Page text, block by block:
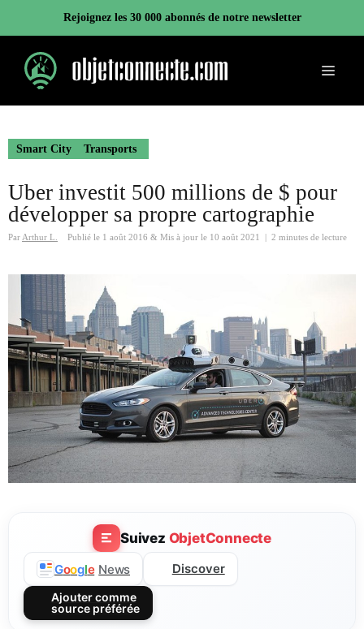
contenu
Rejoignez les 30 000 abonnés de notre newsletter
Menu
Smart City Transports
Uber investit 500 millions de $ pour
développer sa propre cartographie
Par Arthur L. Publié le 1 août 2016 & Mis à jour le 10 août 2021 2 minutes de lecture
Suivez ObjetConnecte
Google News Discover
Ajouter comme
source préférée